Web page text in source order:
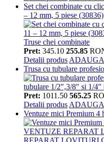
Set chei combinate cu
– 12 mm, 5 piese (30836)
Pret: 345.10 255.85
Detalii produs
Trusa cu tubulare
Pret: 1011.50 565.25
Detalii produs
Ventuze mici Premium 4